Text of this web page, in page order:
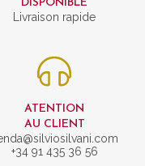
DISPONIBLE
Livraison rapide
ATENTION
AU CLIENT
+34 91 435 36 56